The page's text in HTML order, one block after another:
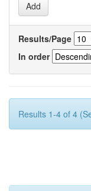
Results/Page
In order
Results 1-4 of 4